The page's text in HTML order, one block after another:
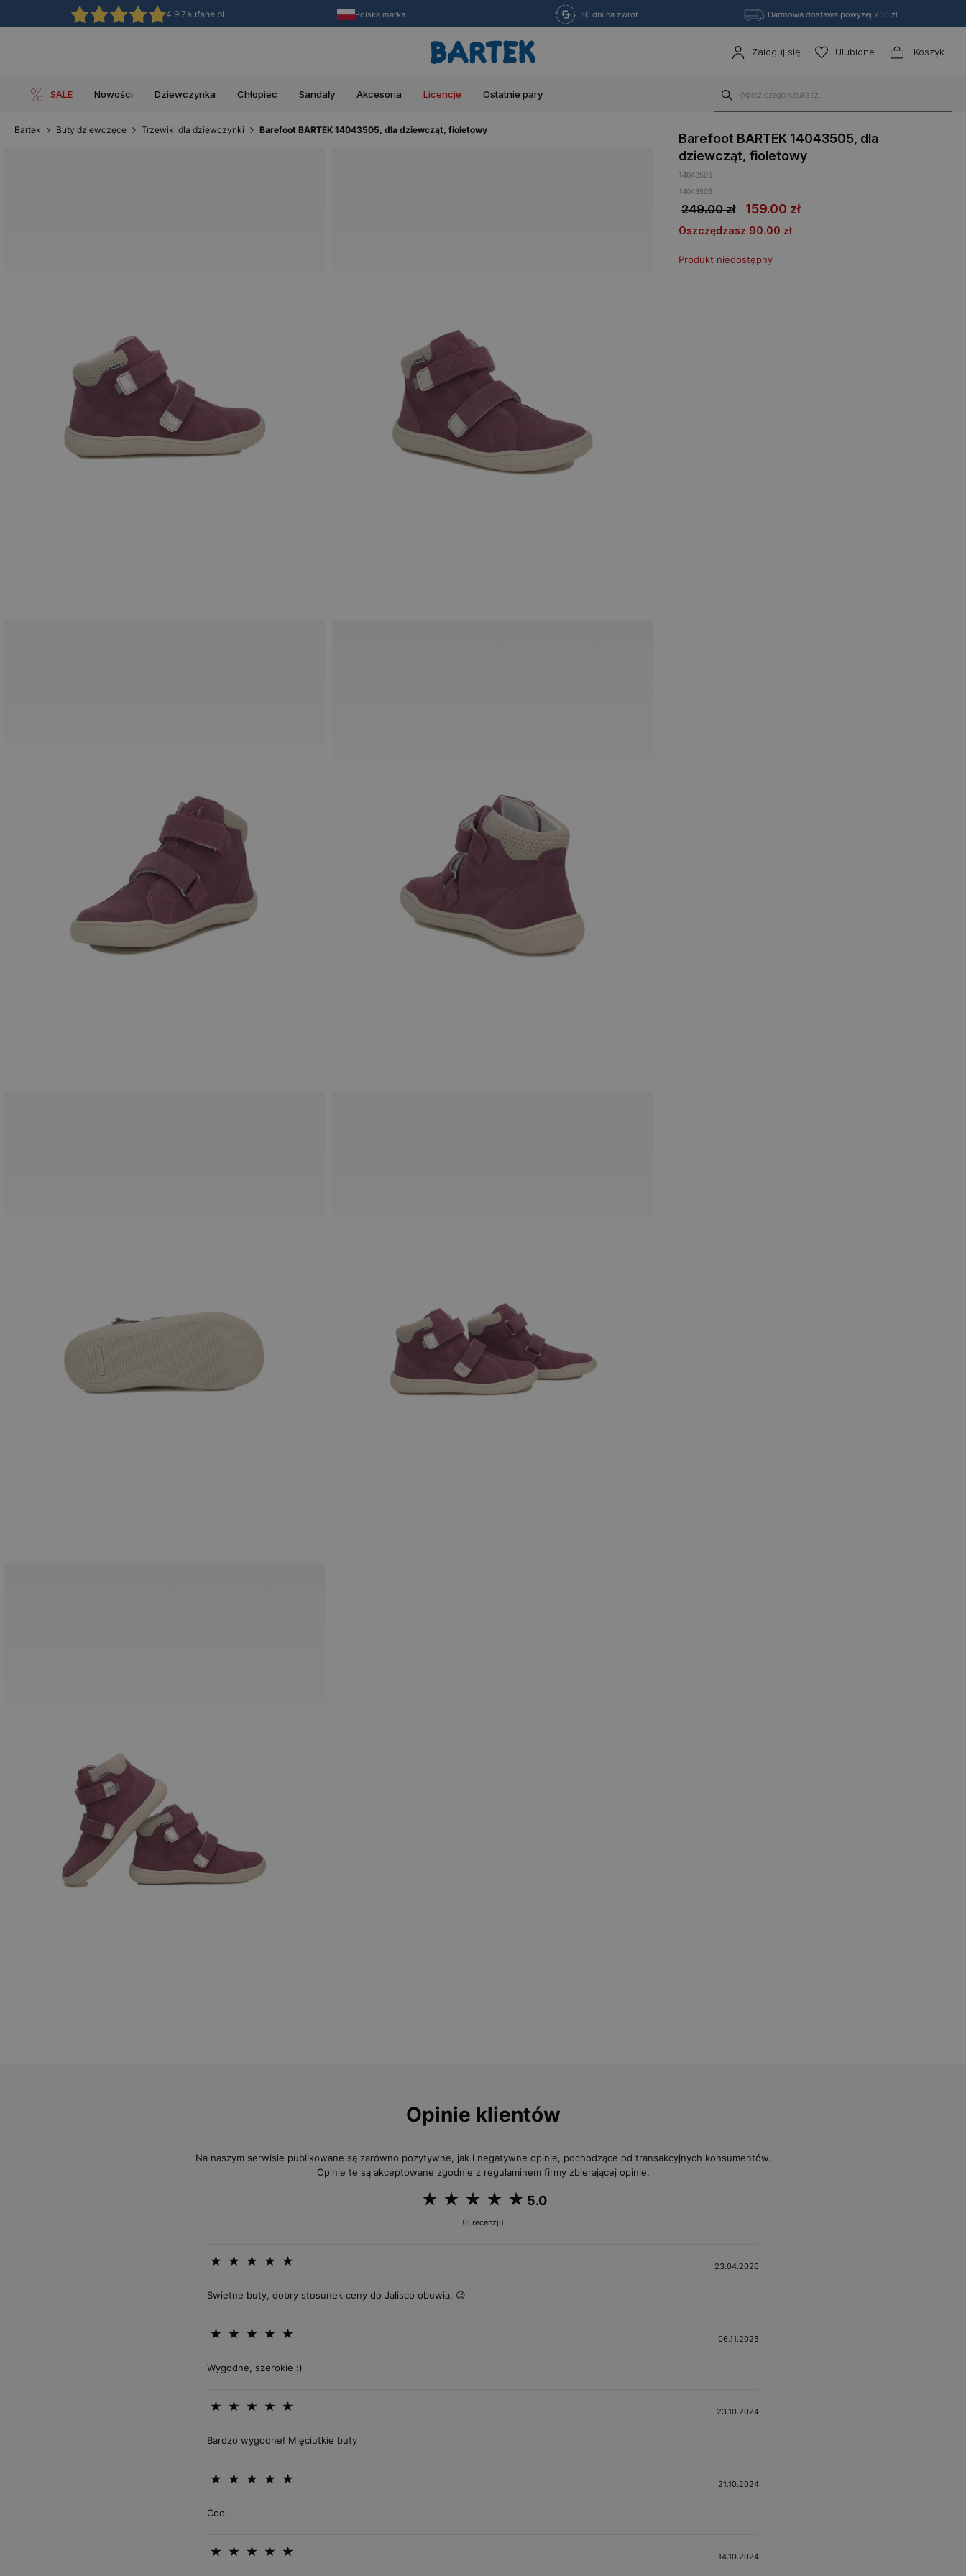
4.9 Zaufane.pl Polska marka 30 dni na zwrot Darmowa dostawa powyżej 250 zł
Zaloguj się Ulubione Koszyk
SALE Nowości Dziewczynka Chłopiec Sandały Akcesoria Licencje Ostatnie pary
Bartek Buty dziewczęce Trzewiki dla dziewczynki Barefoot BARTEK 14043505, dla dziewcząt, fioletowy
Barefoot BARTEK 14043505, dla
dziewcząt, fioletowy
14043505
14043505
249.00 zł 159.00 zł
Oszczędzasz 90.00 zł
Produkt niedostępny
Opinie klientów
Na naszym serwisie publikowane są zarówno pozytywne, jak i negatywne opinie, pochodzące od transakcyjnych konsumentów.
Opinie te są akceptowane zgodnie z regulaminem firmy zbierającej opinie.
5.0
(6 recenzji)
23.04.2026
Swietne buty, dobry stosunek ceny do Jalisco obuwia. 😉
06.11.2025
Wygodne, szerokie :)
23.10.2024
Bardzo wygodne! Mięciutkie buty
21.10.2024
Cool
14.10.2024